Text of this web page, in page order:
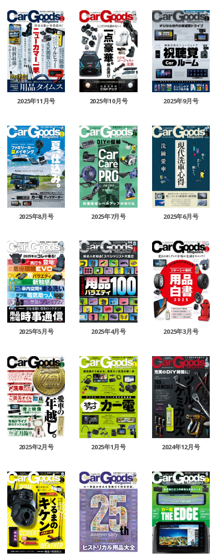
2025年11月号 2025年10月号 2025年9月号
2025年8月号 2025年7月号 2025年6月号
2025年5月号 2025年4月号 2025年3月号
2025年2月号 2025年1月号 2024年12月号